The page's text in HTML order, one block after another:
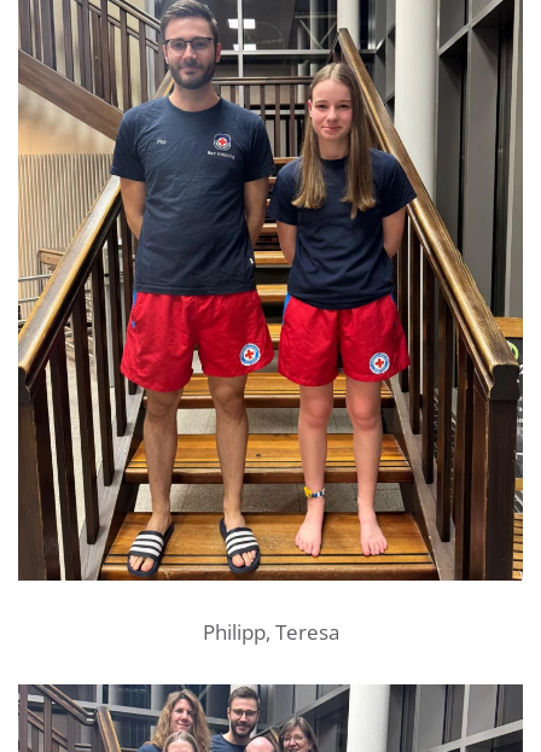
Philipp, Teresa